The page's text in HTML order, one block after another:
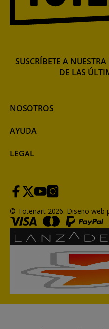
NOSOTROS
AYUDA
LEGAL
SUSCRÍBETE A
DE LAS
© Totenart 2026. Diseño web